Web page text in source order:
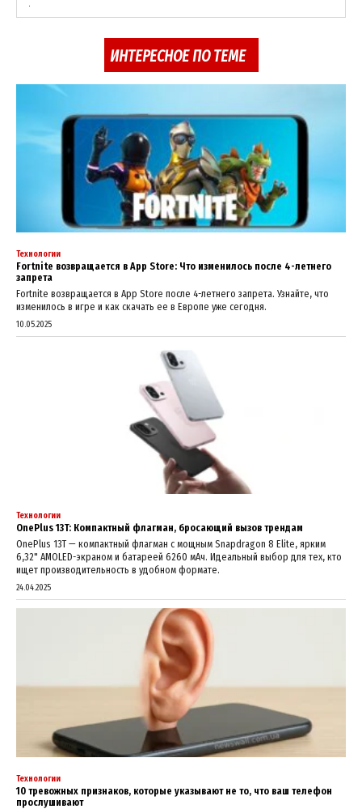
ИНТЕРЕСНОЕ ПО ТЕМЕ
Технологии
Fortnite возвращается в App Store: Что изменилось после 4-летнего
запрета
Fortnite возвращается в App Store после 4-летнего запрета. Узнайте, что
изменилось в игре и как скачать ее в Европе уже сегодня.
10.05.2025
Технологии
OnePlus 13T: Компактный флагман, бросающий вызов трендам
OnePlus 13T — компактный флагман с мощным Snapdragon 8 Elite, ярким
6,32" AMOLED-экраном и батареей 6260 мАч. Идеальный выбор для тех, кто
ищет производительность в удобном формате.
24.04.2025
Технологии
10 тревожных признаков, которые указывают не то, что ваш телефон
прослушивают